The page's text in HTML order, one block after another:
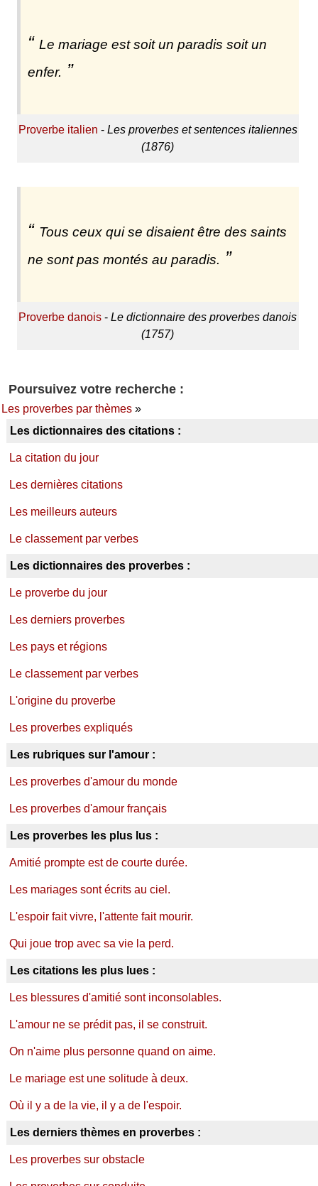
Le mariage est soit un paradis soit un
enfer.
Proverbe italien - Les proverbes et sentences italiennes
(1876)
Tous ceux qui se disaient être des saints
ne sont pas montés au paradis.
Proverbe danois -Le dictionnaire des proverbes danois
(1757)
Poursuivez votre recherche :
Les proverbes par thèmes»
Les dictionnaires des citations :
La citation du jour
Les dernières citations
Les meilleurs auteurs
Le classement par verbes
Les dictionnaires des proverbes :
Le proverbe du jour
Les derniers proverbes
Les pays et régions
Le classement par verbes
L'origine du proverbe
Les proverbes expliqués
Les rubriques sur l'amour :
Les proverbes d'amour du monde
Les proverbes d'amour français
Les proverbes les plus lus :
Amitié prompte est de courte durée.
Les mariages sont écrits au ciel.
L'espoir fait vivre, l'attente fait mourir.
Qui joue trop avec sa vie la perd.
Les citations les plus lues :
Les blessures d'amitié sont inconsolables.
L'amour ne se prédit pas, il se construit.
On n'aime plus personne quand on aime.
Le mariage est une solitude à deux.
Où il y a de la vie, il y a de l'espoir.
Les derniers thèmes en proverbes :
Les proverbes sur obstacle